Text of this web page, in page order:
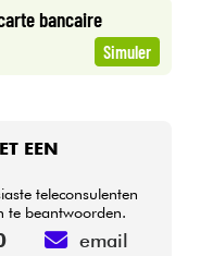
bancaire
Simuler
EEN
teleconsulenten
te beantwoorden.
email